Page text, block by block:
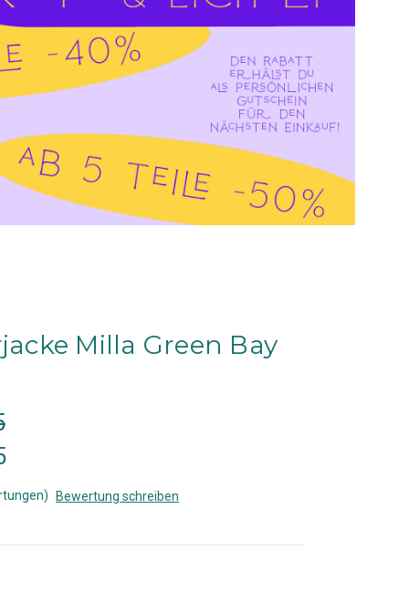
Milla Green Bay
Bewertung schreiben